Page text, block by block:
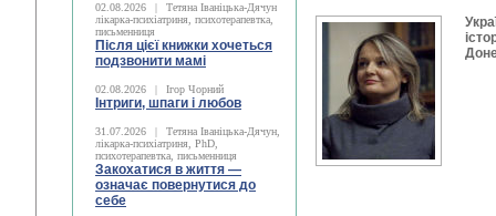
02.08.2026 |
Тетяна Іваніцька-Дячун
лікарка-психіатриня, психотерапевтка,
письменниця
Після цієї книжки хочеться
подзвонити мамі
02.08.2026 | Ігор Чорний
Інтриги, шпаги і любов
31.07.2026 |
Тетяна Іваніцька-Дячун,
лікарка-психіатриня, PhD,
психотерапевтка, письменниця
Закохатися в життя —
означає повернутися до
себе